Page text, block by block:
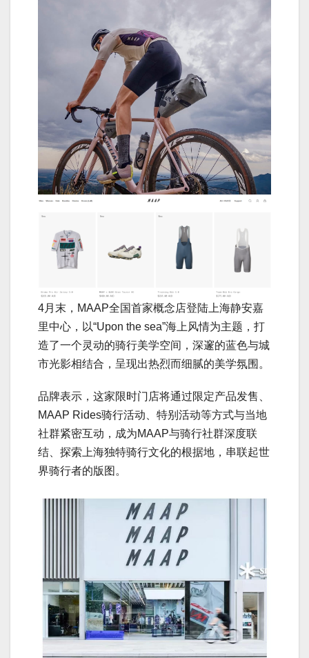
4月末，MAAP全国首家概念店登陆上海静安嘉
里中心，以“Upon the sea”海上风情为主题，打
造了一个灵动的骑行美学空间，深邃的蓝色与城
市光影相结合，呈现出热烈而细腻的美学氛围。
品牌表示，这家限时门店将通过限定产品发售、
MAAP Rides骑行活动、特别活动等方式与当地
社群紧密互动，成为MAAP与骑行社群深度联
结、探索上海独特骑行文化的根据地，串联起世
界骑行者的版图。